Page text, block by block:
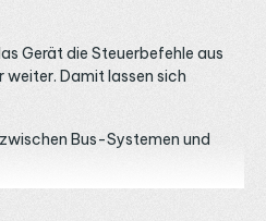
Gerät die Steuerbefehle aus
weiter. Damit lassen sich
Bus-Systemen und